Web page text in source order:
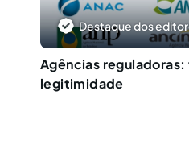
Destaque dos
Agências
legitimidade